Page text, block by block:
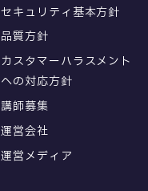
セキュリティ基本方針
品質方針
カスタマーハラスメント
への対応方針
講師募集
運営会社
運営メディア